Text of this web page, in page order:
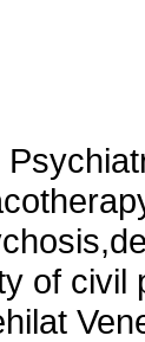
of civil